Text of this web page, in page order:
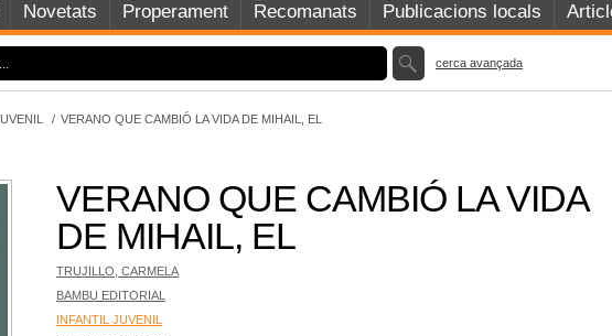
Novetats Properament Recomanats Publicacions locals
cerca avançada
/ VERANO QUE CAMBIÓ LA VIDA DE MIHAIL, EL
VERANO QUE CAMBIÓ LA VIDA
DE MIHAIL, EL
TRUJILLO, CARMELA
BAMBU EDITORIAL
INFANTIL JUVENIL